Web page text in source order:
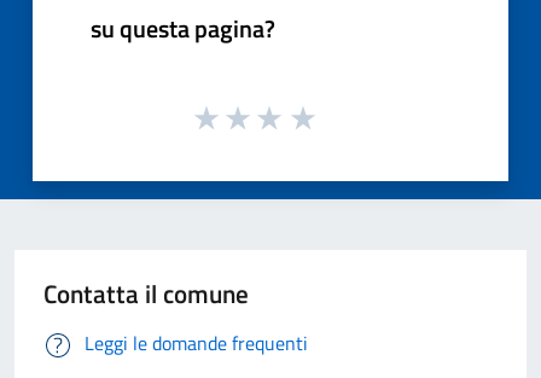
su questa pagina?
Contatta il comune
Leggi le domande frequenti